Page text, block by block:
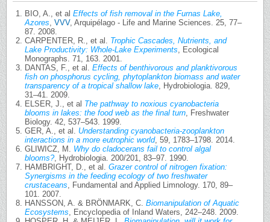
BIO, A., et al Effects of fish removal in the Furnas Lake,
Azores VVV, Arquipélago - Life and Marine Sciences. 25, 77–
87. 2008.
CARPENTER, R., et al. Trophic Cascades, Nutrients, and
Lake Productivity: Whole-Lake Experiments , Ecological
Monographs. 71, 163. 2001.
DANTAS, F., et al. Effects of benthivorous and planktivorous
fish on phosphorus cycling, phytoplankton biomass and water
transparency of a tropical shallow lake , Hydrobiologia. 829,
31–41. 2009.
ELSER, J., et al The pathway to noxious cyanobacteria
blooms in lakes: the food web as the final turn , Freshwater
Biology. 42, 537–543. 1999.
GER, A., et al. Understanding cyanobacteria-zooplankton
interactions in a more eutrophic world, 59, 1783–1798. 2014.
GLIWICZ, M. Why do cladocerans fail to control algal
blooms?, Hydrobiologia. 200/201, 83–97. 1990.
HAMBRIGHT, D., et al. Grazer control of nitrogen fixation:
Synergisms in the feeding ecology of two freshwater
crustaceans , Fundamental and Applied Limnology. 170, 89–
101. 2007.
HANSSON, A. & BRÖNMARK, C. Biomanipulation of Aquatic
Ecosystems , Encyclopedia of Inland Waters, 242–248. 2009.